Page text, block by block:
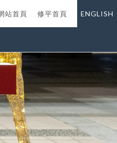
站首頁 修平首頁 ENGLISH